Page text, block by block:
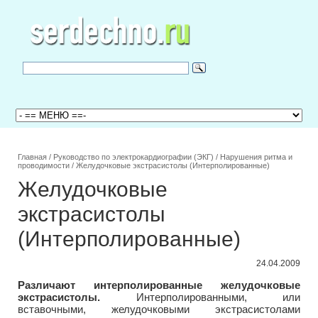
Главная / Руководство по электрокардиографии (ЭКГ) / Нарушения ритма и
проводимости / Желудочковые экстрасистолы (Интерполированные)
Желудочковые
экстрасистолы
(Интерполированные)
24.04.2009
Различают интерполированные желудочковые
экстрасистолы. Интерполированными, или
вставочными, желудочковыми экстрасистолами